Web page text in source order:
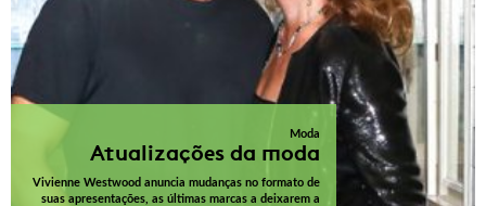
Moda
Atualizações da moda
Vivienne Westwood anuncia mudanças no formato de
suas apresentações, as últimas marcas a deixarem a